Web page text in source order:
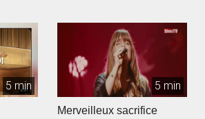
5 min 5 min
Merveilleux sacrifice